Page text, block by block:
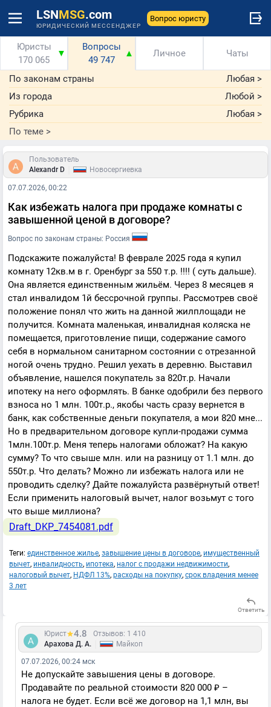
LSNMSG.com
ЮРИДИЧЕСКИЙ МЕССЕНДЖЕР
Вопрос юристу
Юристы
170 065
▼
Вопросы
49 747
▲ Личное Чаты
По законам страны Любая >
Из города
Любой >
Рубрика
Любая >
По теме >
Пользователь
Alexandr D
Новосергиевка
07.07.2026, 00:22
Как избежать налога при продаже комнаты с
завышенной ценой в договоре?
Вопрос по законам страны: Россия
Подскажите пожалуйста! В феврале 2025 года я купил
комнату 12кв.м в г. Оренбург за 550 т.р. !!!! ( суть дальше).
Она является единственным жильём. Через 8 месяцев я
стал инвалидом 1й бессрочной группы. Рассмотрев своё
положение понял что жить на данной жилплощади не
получится. Комната маленькая, инвалидная коляска не
помещается, приготовление пищи, содержание самого
себя в нормальном санитарном состоянии с отрезанной
ногой очень трудно. Решил уехать в деревню. Выставил
объявление, нашелся покупатель за 820т.р. Начали
ипотеку на него оформлять. В банке одобрили без первого
взноса но 1 млн. 100т.р., якобы часть сразу вернется в
банк, как собственные деньги покупателя, а мои 820 мне...
Но в предварительном договоре купли-продажи сумма
1млн.100т.р. Меня теперь налогами обложат? На какую
сумму? То что свыше млн. или на разницу от 1.1 млн. до
550т.р. Что делать? Можно ли избежать налога или не
проводить сделку? Дайте пожалуйста развёрнутый ответ!
Если применить налоговый вычет, налог возьмут с того
что выше миллиона?
Draft_DKP_7454081.pdf
Теги: единственное жилье, завышение цены в договоре, имущественный
вычет, инвалидность, ипотека, налог с продажи недвижимости,
налоговый вычет, НДФЛ 13%, расходы на покупку, срок владения менее
3 лет
Ответить
Юрист 4.8
Отзывов: 1 410
Арахова Д. А.
Майкоп
07.07.2026, 00:24 мск
Не допускайте завышения цены в договоре.
Продавайте по реальной стоимости 820 000 ₽ –
налога не будет. Если всё же договор на 1,1 млн, вы